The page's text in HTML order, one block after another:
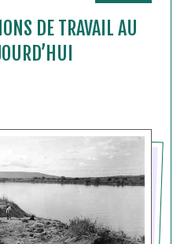
DE TRAVAIL AU